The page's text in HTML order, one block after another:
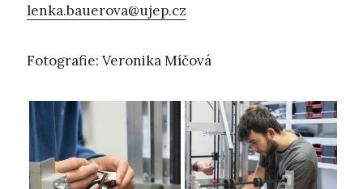
lenka.bauerova@ujep.cz
Fotografie: Veronika Míčová